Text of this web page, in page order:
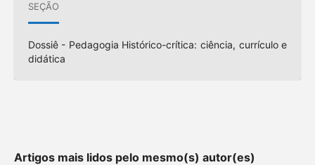
SEÇÃO
Dossiê - Pedagogia Histórico-crítica: ciência, currículo e
didática
Artigos mais lidos pelo mesmo(s) autor(es)